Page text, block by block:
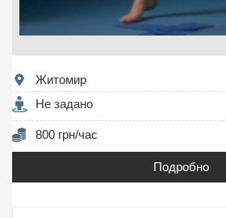
Житомир
Не задано
800 грн/час
Подробно